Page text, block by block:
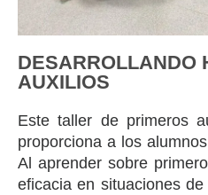
DESARROLLANDO
AUXILIOS
Este taller de primeros
proporciona a los
Al aprender sobre
eficacia en situaciones